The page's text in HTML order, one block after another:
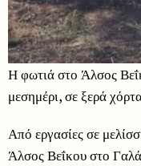
Η φωτιά στο Άλσος
μεσημέρι, σε ξερά
Από εργασίες σε
Άλσος Βεΐκου στο